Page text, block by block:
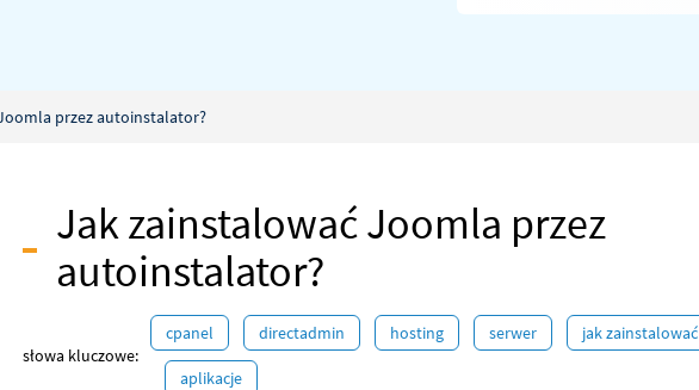
przez autoinstalator?
Jak zainstalować Joomla przez
autoinstalator?
słowa kluczowe:
cpanel directadmin hosting serwer jak zainstalować
aplikacje